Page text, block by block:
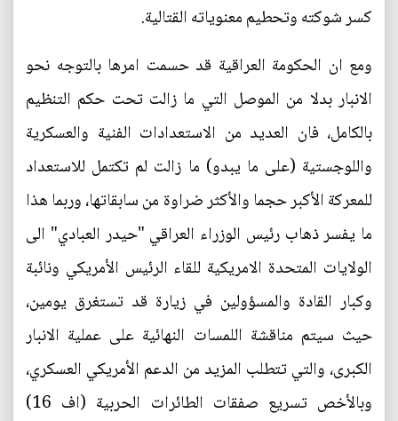
كسر شوكته وتحطيم معنوياته القتالية.
ومع ان الحكومة العراقية قد حسمت امرها بالتوجه نحو
الانبار بدلا من الموصل التي ما زالت تحت حكم التنظيم
بالكامل، فان العديد من الاستعدادات الفنية والعسكرية
واللوجستية (على ما يبدو) ما زالت لم تكتمل للاستعداد
للمعركة الأكبر حجما والأكثر ضراوة من سابقاتها، وربما هذا
ما يفسر ذهاب رئيس الوزراء العراقي "حيدر العبادي" الى
الولايات المتحدة الامريكية للقاء الرئيس الأمريكي ونائبة
وكبار القادة والمسؤولين في زيارة قد تستغرق يومين،
حيث سيتم مناقشة اللمسات النهائية على عملية الانبار
الكبرى، والتي تتطلب المزيد من الدعم الأمريكي العسكري،
وبالأخص تسريع صفقات الطائرات الحربية (اف 16)